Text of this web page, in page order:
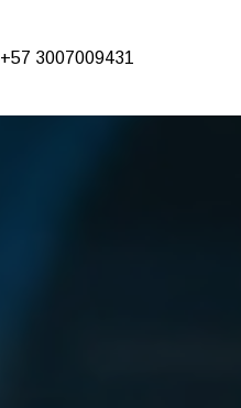
+57 3007009431